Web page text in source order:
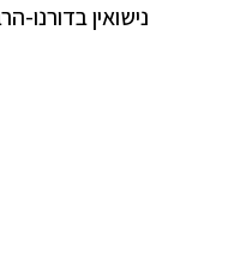
נישואין בדורנו-